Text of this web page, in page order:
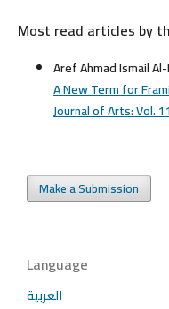
Most read articles by
Aref Ahmad Ismail
A New Term for
Journal of Arts: Vol.
Make a Submission
Language
العربية